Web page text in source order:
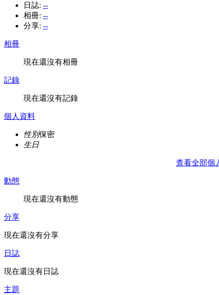
日誌: --
相冊: --
分享: --
相冊
現在還沒有相冊
記錄
現在還沒有記錄
個人資料
性別保密
生日
查看全部個
動態
現在還沒有動態
分享
現在還沒有分享
日誌
現在還沒有日誌
主題